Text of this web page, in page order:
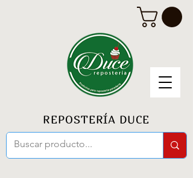
REPOSTERÍA DUCE